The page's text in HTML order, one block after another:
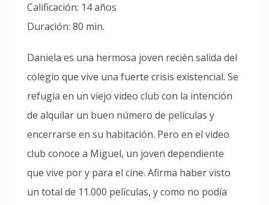
Calificación: 14 años
Duración: 80 min.
Daniela es una hermosa joven recién salida del
colegio que vive una fuerte crisis existencial. Se
refugia en un viejo video club con la intención
de alquilar un buen número de películas y
encerrarse en su habitación. Pero en el video
club conoce a Miguel, un joven dependiente
que vive por y para el cine. Afirma haber visto
un total de 11.000 películas, y como no podía